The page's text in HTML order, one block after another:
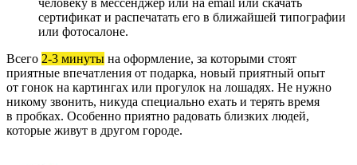
сертификат и распечатать его в ближайшей типографии
или фотосалоне.
Всего 2-3 минуты на оформление, за которыми стоят
приятные впечатления от подарка, новый приятный опыт
от гонок на картингах или прогулок на лошадях. Не нужно
никому звонить, никуда специально ехать и терять время
в пробках. Особенно приятно радовать близких людей,
которые живут в другом городе.